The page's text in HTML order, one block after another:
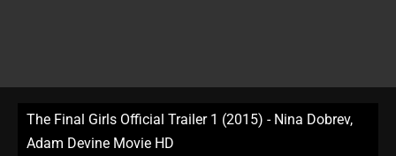
The Final Girls Official Trailer 1 (2015) - Nina Dobrev,
Adam Devine Movie HD